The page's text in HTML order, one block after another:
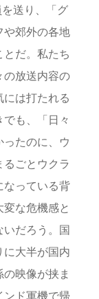
送り、「グ
や郊外の各地
だ。私たち
の放送内容の
は打たれる
も、「日々
ったのに、ウ
るごとウクラ
なっている背
な危機感と
いだろう。国
に大半が国内
映像が挟ま
ンド軍機で帰